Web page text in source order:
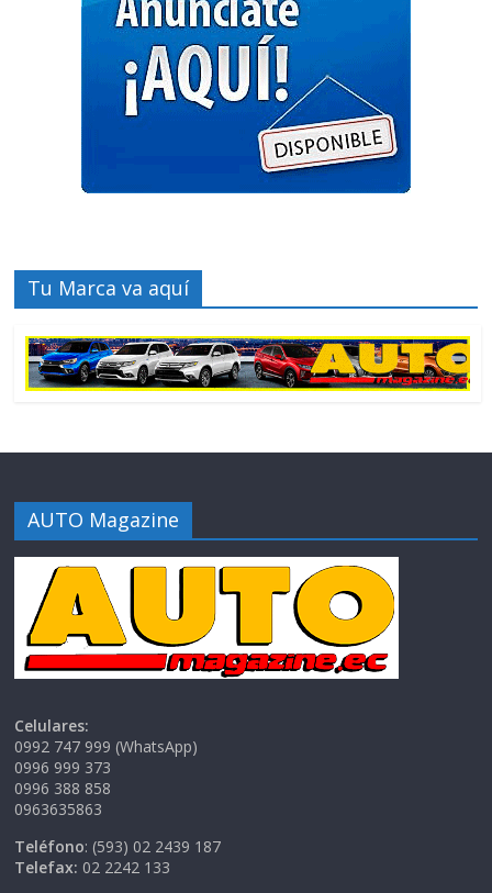
Tu Marca va aquí
AUTO Magazine
Celulares:
0992 747 999 (WhatsApp)
0996 999 373
0996 388 858
0963635863
Teléfono: (593) 02 2439 187
Telefax: 02 2242 133